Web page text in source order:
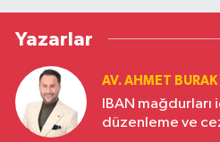
Yazarlar
AV. AHMET BURAK
IBAN mağdurları
düzenleme ve